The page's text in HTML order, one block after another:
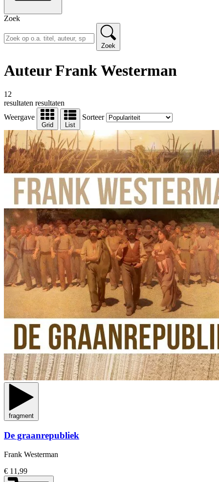
Zoek
Zoek
Auteur Frank Westerman
12
resultaten resultaten
Weergave
Grid List
Sorteer
fragment
De graanrepubliek
Frank Westerman
€ 11,99